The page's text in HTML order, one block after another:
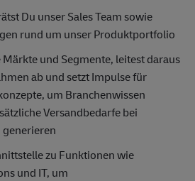
Du unser Sales Team sowie
rund um unser Produktportfolio
und Segmente, leitest daraus
ab und setzt Impulse für
um Branchenwissen
Versandbedarfe bei
zu Funktionen wie
und IT, um